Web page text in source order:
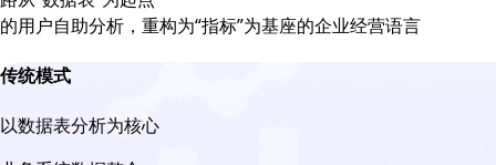
的用户自助分析，重构为“指标”为基座的企业经营语言
传统模式
以数据表分析为核心